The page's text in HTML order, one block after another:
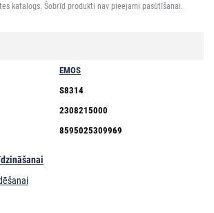
katalogs. Šobrīd produkti nav pieejami pasūtīšanai.
EMOS
S8314
2308215000
8595025309969